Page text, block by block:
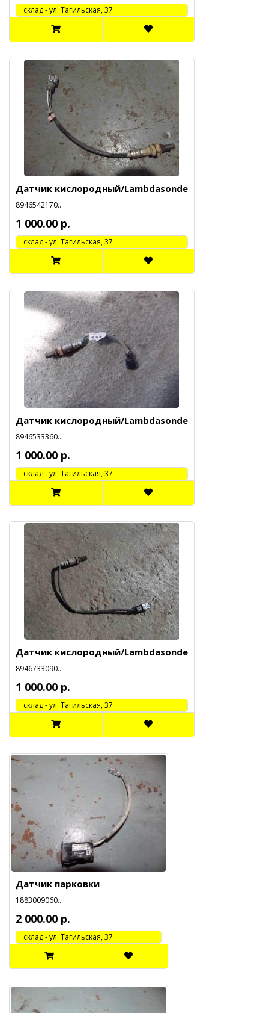
cклад - ул. Тагильская, 37
Датчик кислородный/Lambdasonde
8946542170..
1 000.00 р.
cклад - ул. Тагильская, 37
Датчик кислородный/Lambdasonde
8946533360..
1 000.00 р.
cклад - ул. Тагильская, 37
Датчик кислородный/Lambdasonde
8946733090..
1 000.00 р.
cклад - ул. Тагильская, 37
Датчик парковки
1883009060..
2 000.00 р.
cклад - ул. Тагильская, 37